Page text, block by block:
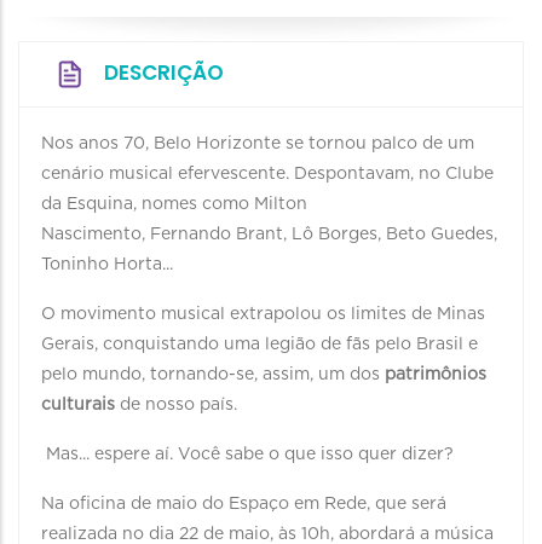
DESCRIÇÃO
Nos anos 70, Belo Horizonte se tornou palco de um
cenário musical efervescente. Despontavam, no Clube
da Esquina, nomes como Milton
Nascimento, Fernando Brant, Lô Borges, Beto Guedes,
Toninho Horta...
O movimento musical extrapolou os limites de Minas
Gerais, conquistando uma legião de fãs pelo Brasil e
pelo mundo, tornando-se, assim, um dos patrimônios
culturais de nosso país.
Mas... espere aí. Você sabe o que isso quer dizer?
Na oficina de maio do Espaço em Rede, que será
realizada no dia 22 de maio, às 10h, abordará a música